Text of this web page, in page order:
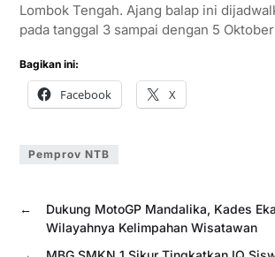
Lombok Tengah. Ajang balap ini
pada tanggal 3 sampai dengan 5
Bagikan ini:
Facebook X
Pemprov NTB
←
Dukung MotoGP Mandalika, Kades
Wilayahnya Kelimpahan Wisatawan